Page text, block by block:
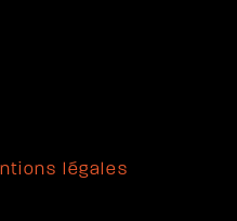
légales